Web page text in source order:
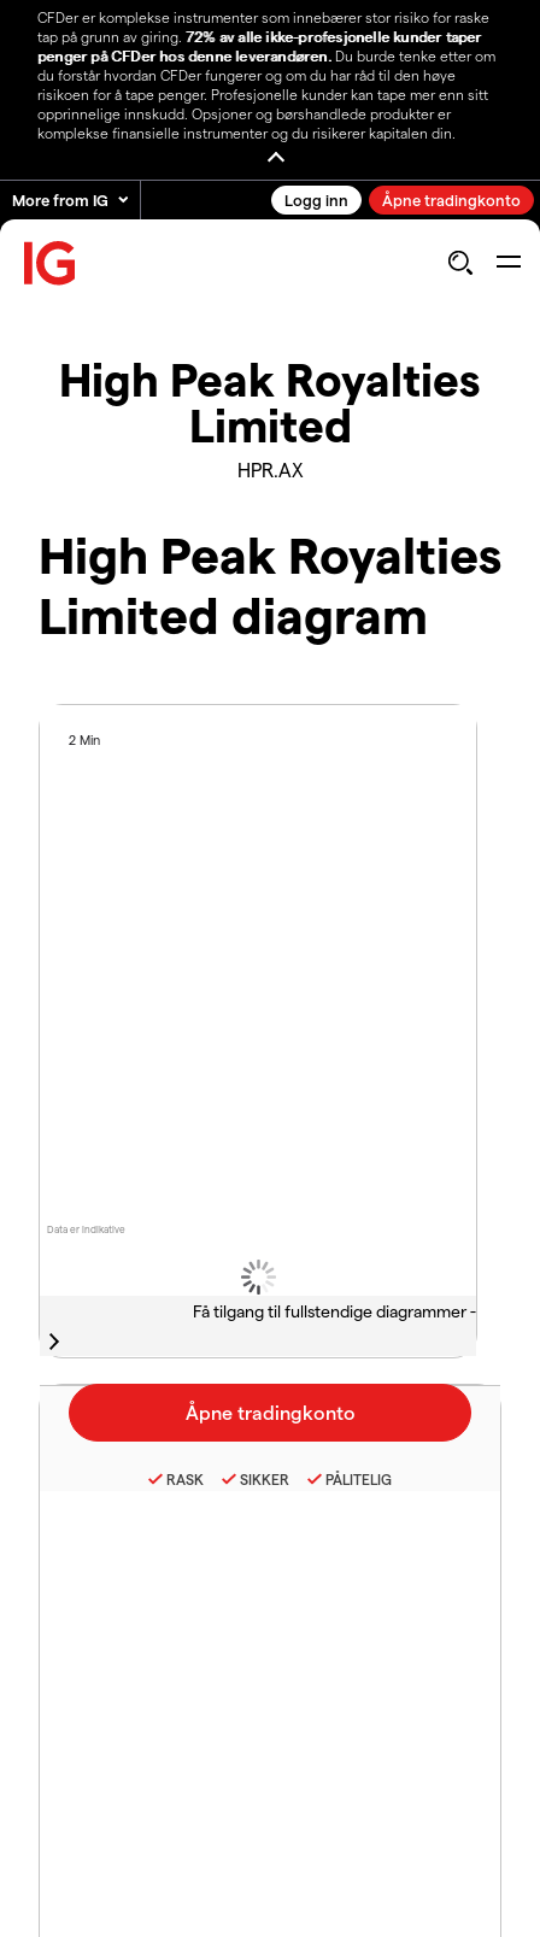
CFDer er komplekse instrumenter som innebærer stor risiko for raske
tap på grunn av giring. 72% av alle ikke-profesjonelle kunder taper
penger på CFDer hos denne leverandøren.Du burde tenke etter om
du forstår hvordan CFDer fungerer og om du har råd til den høye
risikoen for å tape penger. Profesjonelle kunder kan tape mer enn sitt
opprinnelige innskudd. Opsjoner og børshandlede produkter er
komplekse finansielle instrumenter og du risikerer kapitalen din.
More from IG Logg inn Åpne tradingkonto
High Peak Royalties
Limited
HPR.AX
High Peak Royalties
Limited diagram
Data er indikative
2 Min
Få tilgang til fullstendige diagrammer -
RASK SIKKER PÅLITELIG